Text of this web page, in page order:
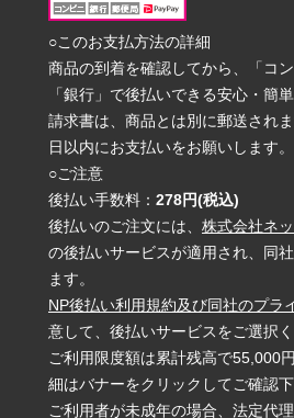
○このお支払方法の詳細
商品の到着を確認してから、「コン
「銀行」で後払いできる安心・簡
請求書は、商品とは別に郵送され
日以内にお支払いをお願いします。
○ご注意
後払い手数料： 278円(税込)
後払いのご注文には、 株式会社ネ
の後払いサービスが適用され、同
ます。
NP後払い利用規約及び同社のプラ
意して、後払いサービスをご選択く
ご利用限度額は累計残高で55,000
細はバナーをクリックしてご確認下
ご利用者が未成年の場合、法定代